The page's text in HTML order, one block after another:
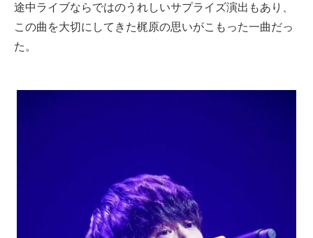
途中ライブならではのうれしいサプライズ演出もあり、
この曲を大切にしてきた梶原の思いがこもった一曲だっ
た。